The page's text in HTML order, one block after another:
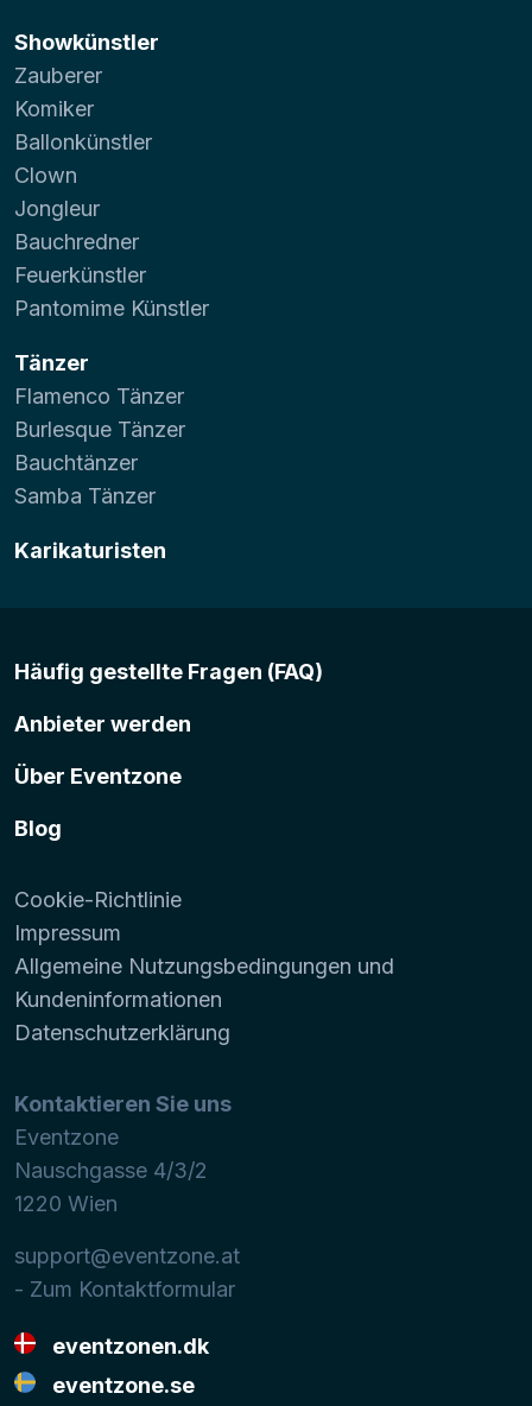
Showkünstler
Zauberer
Komiker
Ballonkünstler
Clown
Jongleur
Bauchredner
Feuerkünstler
Pantomime Künstler
Tänzer
Flamenco Tänzer
Burlesque Tänzer
Bauchtänzer
Samba Tänzer
Karikaturisten
Häufig gestellte Fragen (FAQ)
Anbieter werden
Über Eventzone
Blog
Cookie-Richtlinie
Impressum
Allgemeine Nutzungsbedingungen und
Kundeninformationen
Datenschutzerklärung
Kontaktieren Sie uns
Eventzone
Nauschgasse 4/3/2
1220 Wien
support@eventzone.at
- Zum Kontaktformular
eventzonen.dk
eventzone.se